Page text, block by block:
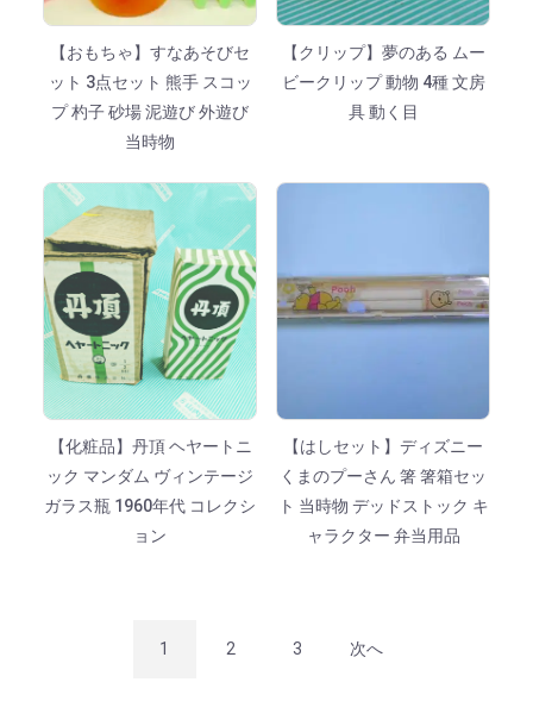
【おもちゃ】すなあそびセ
ット 3点セット 熊手 スコッ
プ 杓子 砂場 泥遊び 外遊び
当時物
【クリップ】夢のある ムー
ビークリップ 動物 4種 文房
具 動く目
【化粧品】丹頂 ヘヤートニ
ック マンダム ヴィンテージ
ガラス瓶 1960年代 コレクシ
ョン
【はしセット】ディズニー
くまのプーさん 箸 箸箱セッ
ト 当時物 デッドストック キ
ャラクター 弁当用品
1 2 3 次へ